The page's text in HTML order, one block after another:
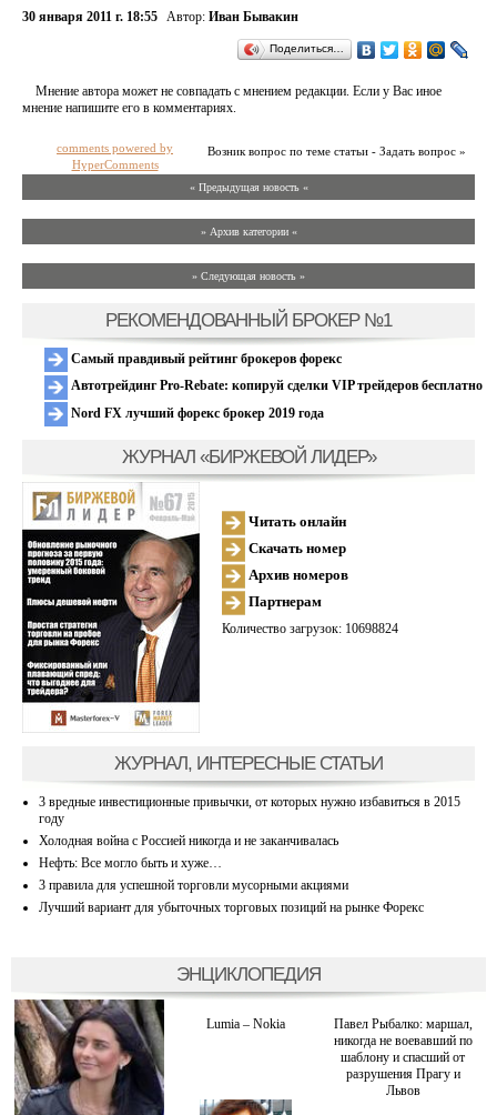
30 января 2011 г. 18:55 Автор: Иван Бывакин
Поделиться…
Мнение автора может не совпадать с мнением редакции. Если у Вас иное
мнение напишите его в комментариях.
Возник вопрос по теме статьи - Задать вопрос »
comments powered by
HyperComments
« Предыдущая новость «
» Архив категории «
» Следующая новость »
РЕКОМЕНДОВАННЫЙ БРОКЕР №1
Самый правдивый рейтинг брокеров форекс
Автотрейдинг Pro-Rebate: копируй сделки VIP трейдеров бесплатно
Nord FX лучший форекс брокер 2019 года
ЖУРНАЛ «БИРЖЕВОЙ ЛИДЕР»
Читать онлайн
Скачать номер
Архив номеров
Партнерам
Количество загрузок: 10698824
ЖУРНАЛ, ИНТЕРЕСНЫЕ СТАТЬИ
3 вредные инвестиционные привычки, от которых нужно избавиться в 2015
году
Холодная война с Россией никогда и не заканчивалась
Нефть: Все могло быть и хуже…
3 правила для успешной торговли мусорными акциями
Лучший вариант для убыточных торговых позиций на рынке Форекс
ЭНЦИКЛОПЕДИЯ
Lumia – Nokia
Павел Рыбалко: маршал,
никогда не воевавший по
шаблону и спасший от
разрушения Прагу и
Львов